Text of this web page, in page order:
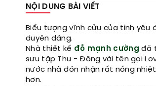
NỘI DUNG BÀI VIẾT
Biểu tượng vĩnh cửu của tình
duyên dáng.
Nhà thiết kế đỗ mạnh cường đã
sưu tập Thu - Đông với tên gọi
nước nhà đón nhận rất nồng
hơn.